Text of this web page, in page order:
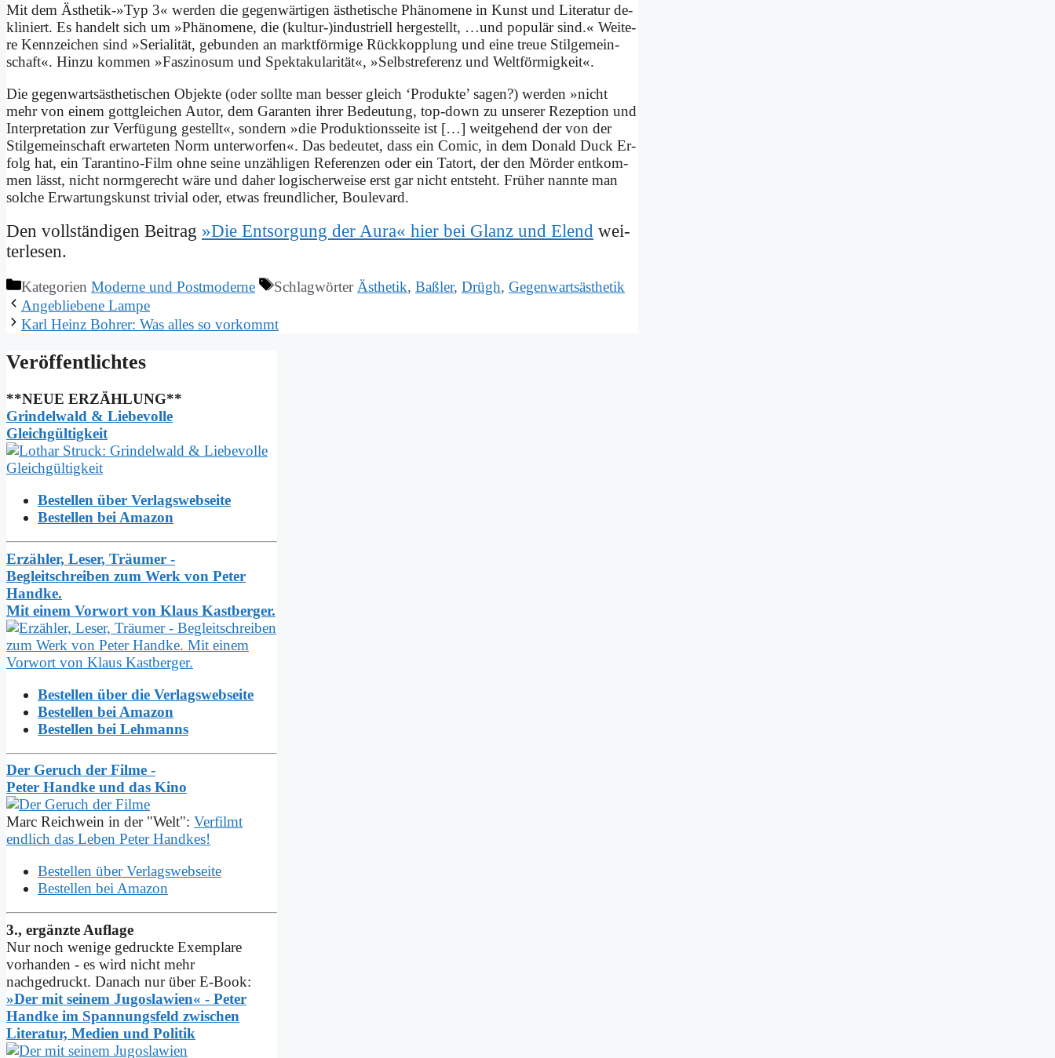
Mit dem Ästhetik-»Typ 3« wer­den die ge­gen­wär­ti­gen äs­the­ti­sche Phä­no­me­ne in Kunst und Li­te­ra­tur de­
kli­niert. Es han­delt sich um »Phä­no­me­ne, die (kultur-)industriell her­ge­stellt, …und po­pu­lär sind.« Wei­te­
re Kenn­zei­chen sind »Se­ria­li­tät, ge­bun­den an markt­för­mi­ge Rück­kopp­lung und ei­ne treue Stil­ge­mein­
schaft«. Hin­zu kom­men »Fas­zi­no­sum und Spek­ta­ku­la­ri­tät«, »Selbst­re­fe­renz und Welt­för­mig­keit«.
Die ge­gen­warts­äs­the­ti­schen Ob­jek­te (oder soll­te man bes­ser gleich ‘Pro­duk­te’ sa­gen?) wer­den »nicht
mehr von ei­nem gott­glei­chen Au­tor, dem Ga­ran­ten ih­rer Be­deu­tung, top-down zu un­se­rer Re­zep­ti­on und
In­ter­pre­ta­ti­on zur Ver­fü­gung ge­stellt«, son­dern »die Pro­duk­ti­ons­sei­te ist […] weit­ge­hend der von der
Stil­ge­mein­schaft er­war­te­ten Norm un­ter­wor­fen«. Das be­deu­tet, dass ein Co­mic, in dem Do­nald Duck Er­
folg hat, ein Ta­ran­ti­no-Film oh­ne sei­ne un­zäh­li­gen Re­fe­ren­zen oder ein Tat­ort, der den Mör­der ent­kom­
men lässt, nicht norm­ge­recht wä­re und da­her lo­gi­scher­wei­se erst gar nicht ent­steht. Frü­her nann­te man
sol­che Er­war­tungs­kunst tri­vi­al oder, et­was freund­li­cher, Bou­le­vard.
Den voll­stän­di­gen Bei­trag »Die Ent­sor­gung der Au­ra« hier bei Glanz und Elend wei­
ter­le­sen.
Kategorien Moderne und Postmoderne Schlagwörter Ästhetik, Baßler, Drügh, Gegenwartsästhetik
An­ge­blie­be­ne Lam­pe
Karl Heinz Boh­rer: Was al­les so vor­kommt
Ver­öf­fent­lich­tes
**NEUE ERZÄHLUNG**
Grindelwald & Liebevolle
Gleichgültigkeit
Bestellen über Verlagswebseite
Bestellen bei Amazon
Erzähler, Leser, Träumer -
Begleitschreiben zum Werk von Peter
Handke.
Mit einem Vorwort von Klaus Kastberger.
Bestellen über die Verlagswebseite
Bestellen bei Amazon
Bestellen bei Lehmanns
Der Geruch der Filme -
Peter Handke und das Kino
Marc Reichwein in der "Welt": Verfilmt
endlich das Leben Peter Handkes!
Bestellen über Verlagswebseite
Bestellen bei Amazon
3., ergänzte Auflage
Nur noch wenige gedruckte Exemplare
vorhanden - es wird nicht mehr
nachgedruckt. Danach nur über E-Book:
»Der mit seinem Jugoslawien« - Peter
Handke im Spannungs­feld zwischen
Literatur, Medien und Politik